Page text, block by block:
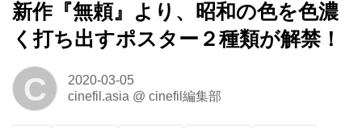
新作『無頼』より、昭和の色を色濃
く打ち出すポスター２種類が解禁！
C
2020-03-05
cinefil.asia @ cinefil編集部